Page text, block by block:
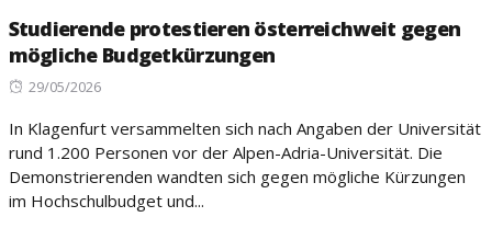
Studierende protestieren österreichweit gegen
mögliche Budgetkürzungen
Posted
29/05/2026
In Klagenfurt versammelten sich nach Angaben der Universität
rund 1.200 Personen vor der Alpen-Adria-Universität. Die
Demonstrierenden wandten sich gegen mögliche Kürzungen
im Hochschulbudget und...